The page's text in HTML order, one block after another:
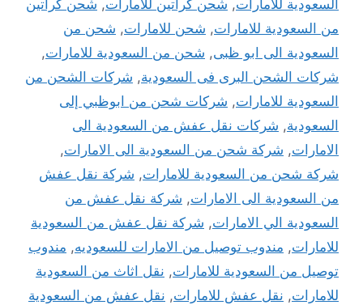
السعودية للامارات, شحن كراتين للامارات, شحن كراتين
من السعودية للامارات, شحن للامارات, شحن من
السعودية الى ابو ظبى, شحن من السعودية للامارات,
شركات الشحن البرى فى السعودية, شركات الشحن من
السعودية للامارات, شركات شحن من ابوظبي إلى
السعودية, شركات نقل عفش من السعودية الى
الامارات, شركة شحن من السعودية الى الامارات,
شركة شحن من السعودية للامارات, شركة نقل عفش
من السعودية الى الامارات, شركة نقل عفش من
السعودية الي الامارات, شركة نقل عفش من السعودية
للامارات, مندوب توصيل من الامارات للسعوديه, مندوب
توصيل من السعودية للامارات, نقل اثاث من السعودية
للامارات, نقل عفش للامارات, نقل عفش من السعودية